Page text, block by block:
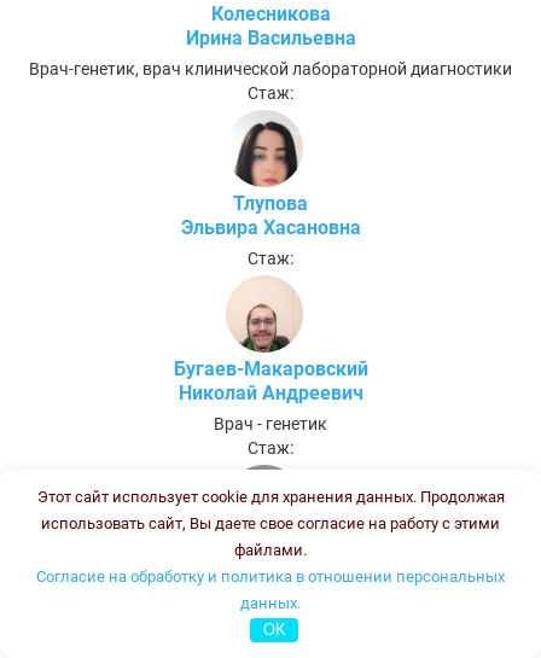
Колесникова
Ирина Васильевна
Врач-генетик, врач клинической лабораторной диагностики
Стаж:
Тлупова
Эльвира Хасановна
Стаж:
Бугаев-Макаровский
Николай Андреевич
Врач - генетик
Стаж:
Саргсян
Нина Арутюновна
Врач - генетик
Стаж:
Этот сайт использует cookie для хранения данных. Продолжая
использовать сайт, Вы даете свое согласие на работу с этими
файлами.
Согласие на обработку и политика в отношении персональных
данных.
OK